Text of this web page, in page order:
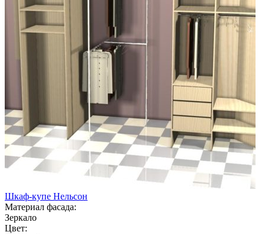
Шкаф-купе Нельсон
Материал фасада:
Зеркало
Цвет: